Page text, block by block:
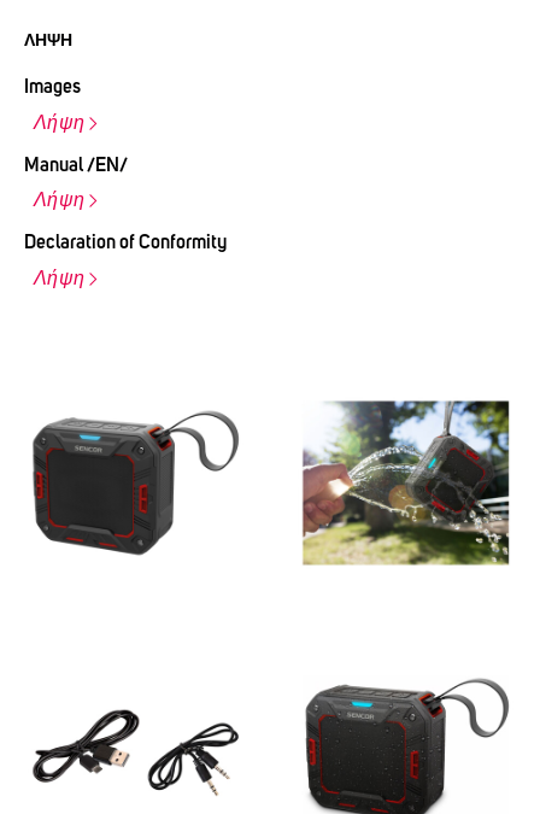
ΛΉΨΗ
Images
Λήψη
Manual /EN/
Λήψη
Declaration of Conformity
Λήψη